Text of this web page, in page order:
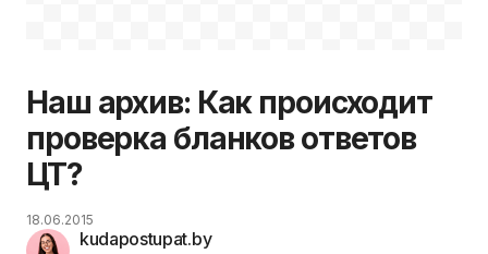
Наш архив: Как происходит
проверка бланков ответов
ЦТ?
kudapostupat.by
18.06.2015